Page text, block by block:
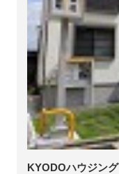
KYODOハウジング